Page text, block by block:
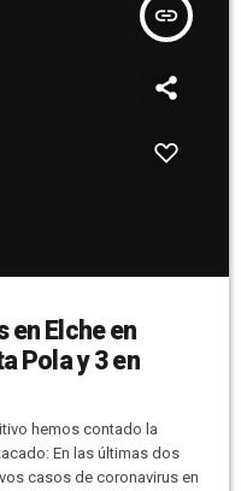
insert_link
en Elche en
Pola y 3 en
hemos contado la
En las últimas dos
casos de coronavirus en